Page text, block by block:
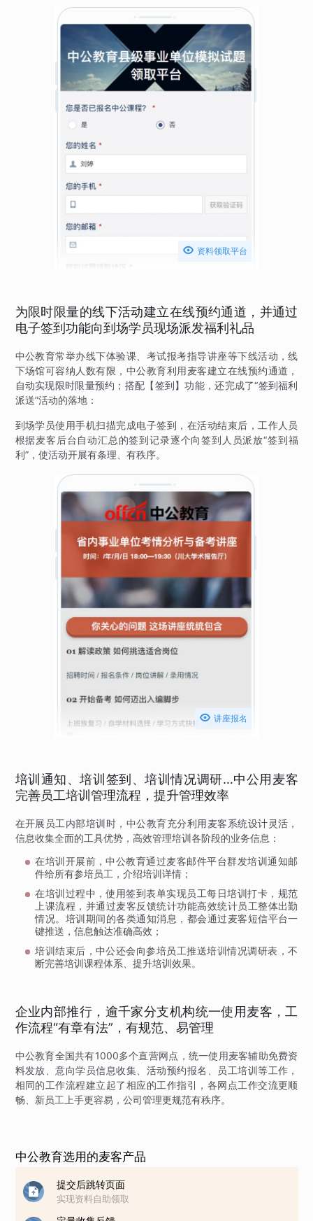
 资料领取平台
为限时限量的线下活动建立在线预约通道，并通过
电子签到功能向到场学员现场派发福利礼品
中公教育常举办线下体验课、考试报考指导讲座等下线活动，线
下场馆可容纳人数有限，中公教育利用麦客建立在线预约通道，
自动实现限时限量预约；搭配【签到】功能，还完成了“签到福利
派送”活动的落地：
到场学员使用手机扫描完成电子签到，在活动结束后，工作人员
根据麦客后台自动汇总的签到记录逐个向签到人员派放“签到福
利”，使活动开展有条理、有秩序。
 讲座报名
培训通知、培训签到、培训情况调研…中公用麦客
完善员工培训管理流程，提升管理效率
在开展员工内部培训时，中公教育充分利用麦客系统设计灵活，
信息收集全面的工具优势，高效管理培训各阶段的业务信息：
在培训开展前，中公教育通过麦客邮件平台群发培训通知邮
件给所有参培员工，介绍培训详情；
在培训过程中，使用签到表单实现员工每日培训打卡，规范
上课流程，并通过麦客反馈统计功能高效统计员工整体出勤
情况。培训期间的各类通知消息，都会通过麦客短信平台一
键推送，信息触达准确高效；
培训结束后，中公还会向参培员工推送培训情况调研表，不
断完善培训课程体系、提升培训效果。
企业内部推行，逾千家分支机构统一使用麦客，工
作流程“有章有法”，有规范、易管理
中公教育全国共有1000多个直营网点，统一使用麦客辅助免费资
料发放、意向学员信息收集、活动预约报名、员工培训等工作，
相同的工作流程建立起了相应的工作指引，各网点工作交流更顺
畅、新员工上手更容易，公司管理更规范有秩序。
中公教育选用的麦客产品
提交后跳转页面
实现资料自助领取